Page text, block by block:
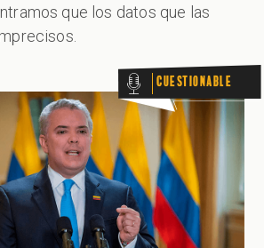
que los datos que las
Cuestionable